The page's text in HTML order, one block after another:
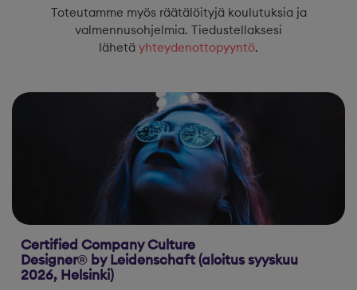
Toteutamme myös räätälöityjä koulutuksia ja
valmennusohjelmia. Tiedustellaksesi
lähetä yhteydenottopyyntö.
Certified Company Culture
Designer® by Leidenschaft (aloitus syyskuu
2026, Helsinki)